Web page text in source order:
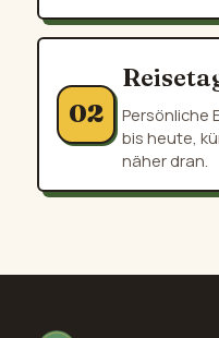
02
Persönliche
bis heute,
näher dran.